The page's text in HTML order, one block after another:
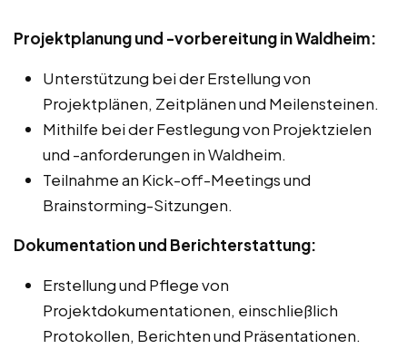
Projektplanung und -vorbereitung in Waldheim:
Unterstützung bei der Erstellung von
Projektplänen, Zeitplänen und Meilensteinen.
Mithilfe bei der Festlegung von Projektzielen
und -anforderungen in Waldheim.
Teilnahme an Kick-off-Meetings und
Brainstorming-Sitzungen.
Dokumentation und Berichterstattung:
Erstellung und Pflege von
Projektdokumentationen, einschließlich
Protokollen, Berichten und Präsentationen.